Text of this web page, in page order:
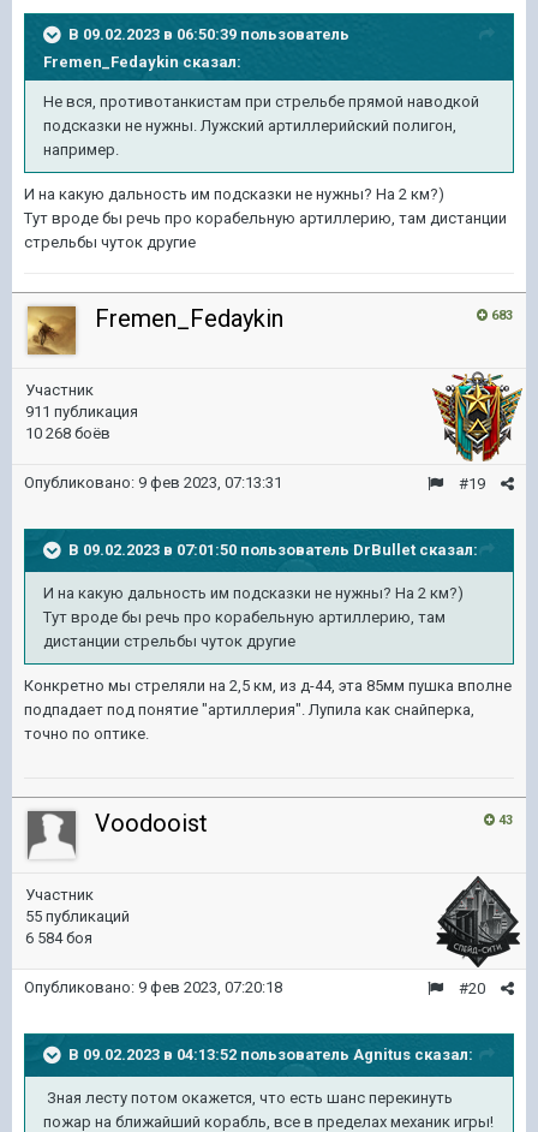
В 09.02.2023 в 06:50:39 пользователь
Fremen_Fedaykinсказал:
Не вся, противотанкистам при стрельбе прямой наводкой
подсказки не нужны. Лужский артиллерийский полигон,
например.
И на какую дальность им подсказки не нужны? На 2 км?)
Тут вроде бы речь про корабельную артиллерию, там дистанции
стрельбы чуток другие
683
Fremen_Fedaykin
Участник
911 публикация
10 268 боёв
#19
Опубликовано: 9 фев 2023, 07:13:31
В 09.02.2023 в 07:01:50 пользователь DrBullet сказал:
И на какую дальность им подсказки не нужны? На 2 км?)
Тут вроде бы речь про корабельную артиллерию, там
дистанции стрельбы чуток другие
Конкретно мы стреляли на 2,5 км, из д-44, эта 85мм пушка вполне
подпадает под понятие "артиллерия". Лупила как снайперка,
точно по оптике.
43
Voodooist
Участник
55 публикаций
6 584 боя
#20
Опубликовано: 9 фев 2023, 07:20:18
В 09.02.2023 в 04:13:52 пользователь Agnitus сказал:
Зная лесту потом окажется, что есть шанс перекинуть
пожар на ближайший корабль, все в пределах механик игры!